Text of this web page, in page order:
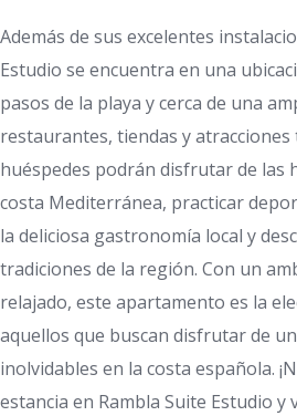
Además de sus excelentes
Estudio se encuentra en una
pasos de la playa y cerca de una
restaurantes, tiendas y atracciones
huéspedes podrán disfrutar de las
costa Mediterránea, practicar
la deliciosa gastronomía local y
tradiciones de la región. Con un
relajado, este apartamento es la
aquellos que buscan disfrutar de
inolvidables en la costa española.
estancia en Rambla Suite Estudio y